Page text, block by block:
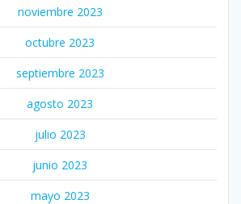
noviembre 2023
octubre 2023
septiembre 2023
agosto 2023
julio 2023
junio 2023
mayo 2023